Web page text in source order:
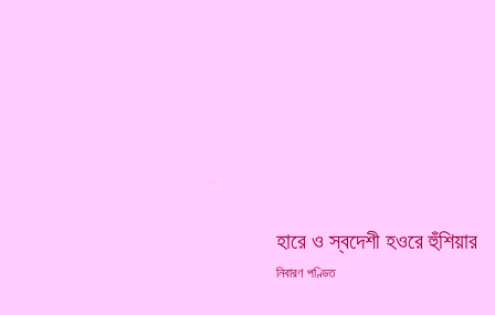
হারে ও স্বদেশী হওরে হুঁশিয়ার
নিবারণ পণ্ডিত
*